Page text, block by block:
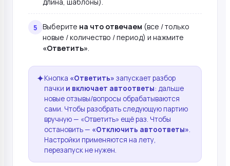
Выберите на что отвечаем (все / только
новые / количество / период) и нажмите
«Ответить».
✦Кнопка «Ответить» запускает разбор
пачки и включает автоответы: дальше
новые отзывы/вопросы обрабатываются
сами. Чтобы разобрать следующую партию
вручную — «Ответить» ещё раз. Чтобы
остановить — «Отключить автоответы».
Настройки применяются на лету,
перезапуск не нужен.